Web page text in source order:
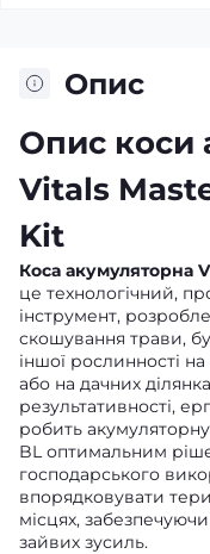
Опис
Опис коси
Vitals
Kit
Коса акумуляторна
це технологічний,
інструмент,
скошування трави,
іншої рослинності
або на дачних
результативності,
робить
BL оптимальним
господарського
впорядковувати
місцях,
зайвих зусиль.